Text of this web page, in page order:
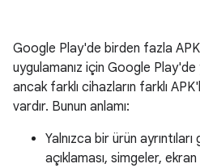
Google Play'de birden fazla APK
uygulamanız için Google
ancak farklı cihazların farklı
vardır. Bunun anlamı:
Yalnızca bir ürün
açıklaması, simgeler,